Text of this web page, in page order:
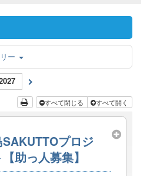
ー
すべて閉じる すべて開く
プロジ
助っ人募集】